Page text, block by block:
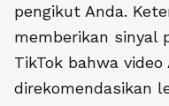
pengikut Anda.
memberikan sinyal
TikTok bahwa
direkomendasikan